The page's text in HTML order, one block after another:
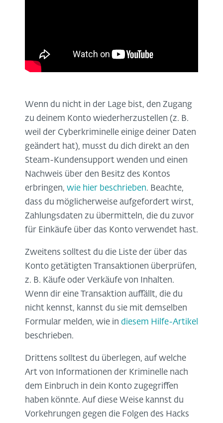
Wenn du nicht in der Lage bist, den Zugang
zu deinem Konto wiederherzustellen (z. B.
weil der Cyberkriminelle einige deiner Daten
geändert hat), musst du dich direkt an den
Steam-Kundensupport wenden und einen
Nachweis über den Besitz des Kontos
erbringen, wie hier beschrieben. Beachte,
dass du möglicherweise aufgefordert wirst,
Zahlungsdaten zu übermitteln, die du zuvor
für Einkäufe über das Konto verwendet hast.
Zweitens solltest du die Liste der über das
Konto getätigten Transaktionen überprüfen,
z. B. Käufe oder Verkäufe von Inhalten.
Wenn dir eine Transaktion auffällt, die du
nicht kennst, kannst du sie mit demselben
Formular melden, wie in diesem Hilfe-Artikel
beschrieben.
Drittens solltest du überlegen, auf welche
Art von Informationen der Kriminelle nach
dem Einbruch in dein Konto zugegriffen
haben könnte. Auf diese Weise kannst du
Vorkehrungen gegen die Folgen des Hacks